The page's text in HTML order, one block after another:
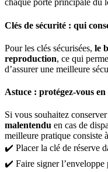
chaque porte principale du
Clés de sécurité : qui
Pour les clés sécurisées, le
reproduction, ce qui
d’assurer une meilleure
Astuce : protégez-vous en
Si vous souhaitez
malentendu en cas de
meilleure pratique consiste
✔️ Placer la clé de réserve
✔️ Faire signer l’enveloppe